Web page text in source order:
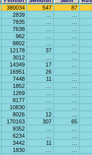
380034 547 87
2839
7835
7638
962
8802
12178 37
3012
14349 17
16951 26
7448 11
1852
1269
8177
10830
8026 12
170163 307
65
9352
6234
3442 11
1830